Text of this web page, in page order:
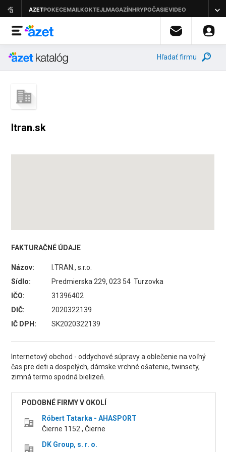
Hľadať firmu
Itran.sk
FAKTURAČNÉ ÚDAJE
Názov:
I.TRAN., s.r.o.
Sídlo:
Predmierska 229, 023 54 Turzovka
IČO:
31396402
DIČ:
2020322139
IČ DPH:
SK2020322139
Internetový obchod - oddychové súpravy a oblečenie na voľný
čas pre deti a dospelých, dámske vrchné ošatenie, twinsety,
zimná termo spodná bielizeň.
PODOBNÉ FIRMY V OKOLÍ
Róbert Tatarka - AHASPORT
Čierne 1152 , Čierne
DK Group, s. r. o.